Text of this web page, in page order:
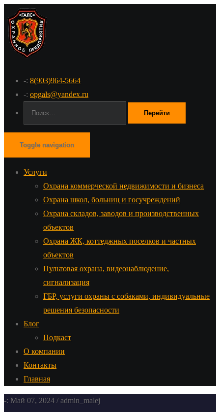
-: 8(903)964-5664
-: opgals@yandex.ru
Toggle navigation
Услуги
Охрана коммерческой недвижимости и бизнеса
Охрана школ, больниц и госучреждений
Охрана складов, заводов и производственных
объектов
Охрана ЖК, коттеджных поселков и частных
объектов
Пультовая охрана, видеонаблюдение,
сигнализация
ГБР, услуги охраны с собаками, индивидуальные
решения безопасности
Блог
Подкаст
О компании
Контакты
Главная
-: Май 07, 2024 / admin_malej